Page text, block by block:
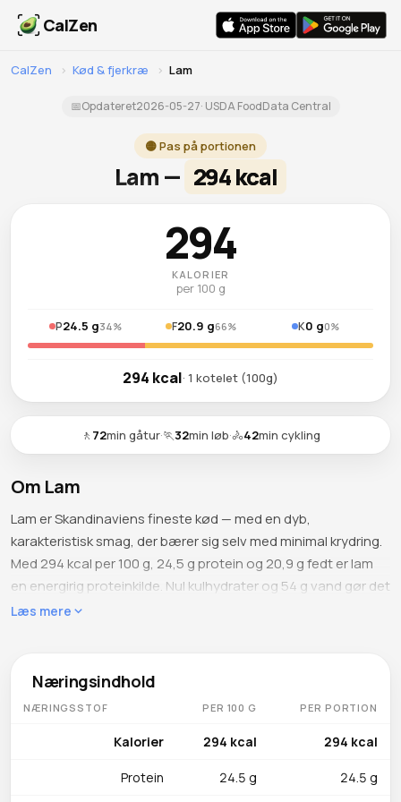
CalZen
CalZen › Kød & fjerkræ › Lam
📅Opdateret2026-05-27· USDA FoodData Central
🟡 Pas på portionen
Lam — 294 kcal
294
KALORIER
per 100 g
P24.5 g34% F20.9 g66% K0 g0%
294 kcal· 1 kotelet (100g)
🚶 72min gåtur·🏃32min løb·🚴42min cykling
Om Lam
Lam er Skandinaviens fineste kød — med en dyb,
karakteristisk smag, der bærer sig selv med minimal krydring.
Med 294 kcal per 100 g, 24,5 g protein og 20,9 g fedt er lam
en energirig proteinkilde. Nul kulhydrater og 54 g vand gør det
til rent kødnæring. Lammekød er særligt værdsat i dansk
Vitamin B12 (2,39 µg, ca. 100 % DV) er essentielt for
nervesystemet, zink (4,46 mg, ca. 41 % DV) styrker
immunforsvaret, niacin (6,66 mg, ca. 42 % DV) driver
mod oxidativ stress. Jern (1,88 mg, ca. 10 % DV) som hæm-
Læs mere
Næringsindhold
NÆRINGSSTOF PER 100 G PER PORTION
Kalorier 294 kcal 294 kcal
Protein 24.5 g 24.5 g